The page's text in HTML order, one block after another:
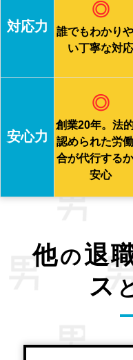
対応力
◎
誰でもわかり
い丁寧な対応
安心力
◎
創業20年。法
認められた労
合が代行する
安心
他の退
ス